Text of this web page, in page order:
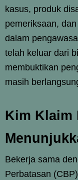
kasus, produk
pemeriksaan,
dalam
telah keluar dari
membuktikan
masih
Kim Klaim
Bekerja sama
Perbatasan